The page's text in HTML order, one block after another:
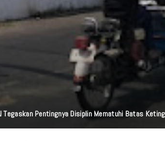
Pulau Dewata Bali, Garuda TV Bali Dan Garuda